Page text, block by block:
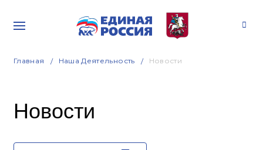
Главная Наша Деятельность Новости
Новости